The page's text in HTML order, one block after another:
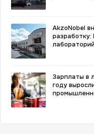
AkzoNobel
разработку:
Зарплаты в
году